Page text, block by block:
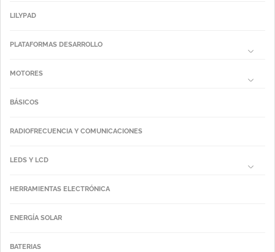
LILYPAD
PLATAFORMAS DESARROLLO
MOTORES
BÁSICOS
RADIOFRECUENCIA Y COMUNICACIONES
LEDS Y LCD
HERRAMIENTAS ELECTRÓNICA
ENERGÍA SOLAR
BATERIAS